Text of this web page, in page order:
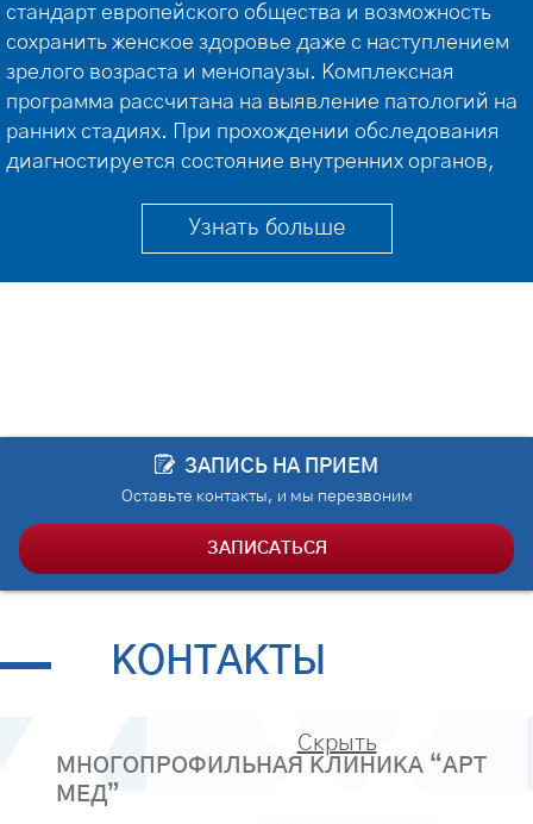
стандарт европейского общества и возможность
сохранить женское здоровье даже с наступлением
зрелого возраста и менопаузы. Комплексная
программа рассчитана на выявление патологий на
ранних стадиях. При прохождении обследования
диагностируется состояние внутренних органов,
эндокринной систем, риск сахарного диабета,
скрытой инфекции, бесплодия и новообразований
(рака яичников, шейки и […]
Узнать больше
ЗАПИСЬ НА ПРИЕМ
Оставьте контакты, и мы перезвоним
ЗАПИСАТЬСЯ
КОНТАКТЫ
Скрыть
МНОГОПРОФИЛЬНАЯ КЛИНИКА “АРТ
МЕД”